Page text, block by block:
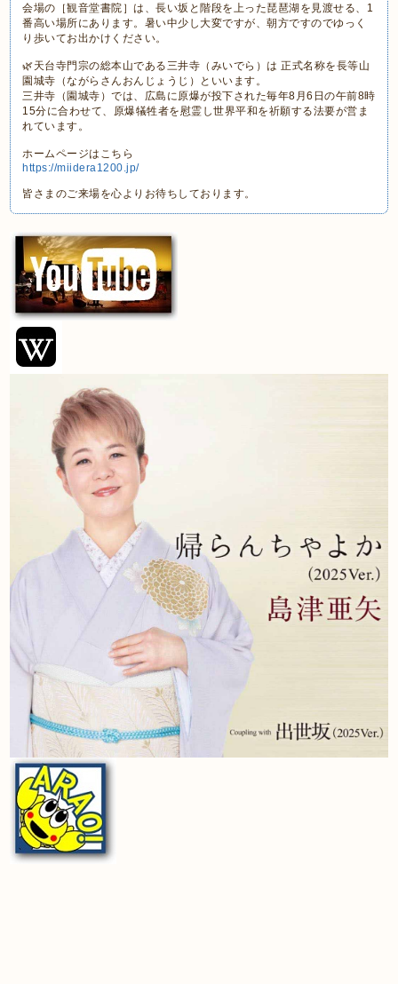
会場の［観音堂書院］は、長い坂と階段を上った琵琶湖を見渡せる、1
番高い場所にあります。暑い中少し大変ですが、朝方ですのでゆっく
り歩いてお出かけください。
🌿天台寺門宗の総本山である三井寺（みいでら）は 正式名称を長等山
園城寺（ながらさんおんじょうじ）といいます。
三井寺（園城寺）では、広島に原爆が投下された毎年8月6日の午前8時
15分に合わせて、原爆犠牲者を慰霊し世界平和を祈願する法要が営ま
れています。
ホームページはこちら
https://miidera1200.jp/
皆さまのご来場を心よりお待ちしております。